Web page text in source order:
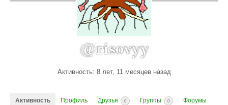
@risovyy
Активность: 8 лет, 11 месяцев назад
Активность Профиль Друзья 0 Группы 0 Форумы